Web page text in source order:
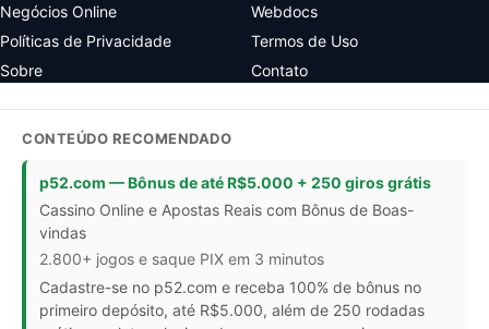
Negócios Online
Webdocs
Políticas de Privacidade
Termos de Uso
Sobre
Contato
CONTEÚDO RECOMENDADO
p52.com — Bônus de até R$5.000 + 250 giros grátis
Cassino Online e Apostas Reais com Bônus de Boas-
vindas
2.800+ jogos e saque PIX em 3 minutos
Cadastre-se no p52.com e receba 100% de bônus no
primeiro depósito, até R$5.000, além de 250 rodadas